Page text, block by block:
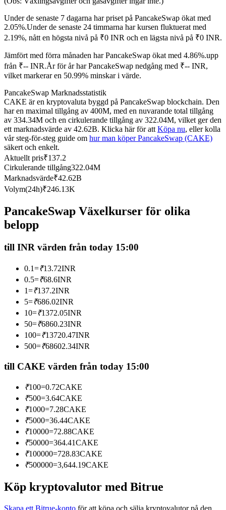
USDC Futures
Futures med USDC som säkerhet
Kopiera Trading
Gå med de bästa handlarna
Bli en Copy Trader
Njut av vinstdelning och kopieringshandelsprovisioner
Information
Big data-analys inklusive handelsinformation, etc.
Under de senaste 7 dagarna har priset på PancakeSwap ökat med
2.05%.Under de senaste 24 timmarna har kursen fluktuerat med
2.19%, nått en högsta nivå på ₹0 INR och en lägsta nivå på ₹0 INR.
Jämfört med förra månaden har PancakeSwap ökat med 4.86%.upp
från ₹-- INR.År för år har PancakeSwap nedgång med ₹-- INR,
vilket markerar en 50.99% minskar i värde.
PancakeSwap Marknadsstatistik
CAKE är en kryptovaluta byggd på PancakeSwap blockchain. Den
har en maximal tillgång av 400M, med en nuvarande total tillgång
av 334.34M och en cirkulerande tillgång av 322.04M, vilket ger den
ett marknadsvärde av 42.62B. Klicka här för att Köpa nu, eller kolla
vår steg-för-steg guide om hur man köper PancakeSwap (CAKE)
säkert och enkelt.
Aktuellt pris₹137.2
Cirkulerande tillgång322.04M
Marknadsvärde₹42.62B
Volym(24h)₹246.13K
PancakeSwap Växelkurser för olika
belopp
till INR värden från today 15:00
0.1=₹13.72INR
0.5=₹68.6INR
1=₹137.2INR
5=₹686.02INR
10=₹1372.05INR
50=₹6860.23INR
100=₹13720.47INR
500=₹68602.34INR
till CAKE värden från today 15:00
₹100=0.72CAKE
₹500=3.64CAKE
₹1000=7.28CAKE
₹5000=36.44CAKE
₹10000=72.88CAKE
₹50000=364.41CAKE
₹100000=728.83CAKE
₹500000=3,644.19CAKE
Köp kryptovalutor med Bitrue